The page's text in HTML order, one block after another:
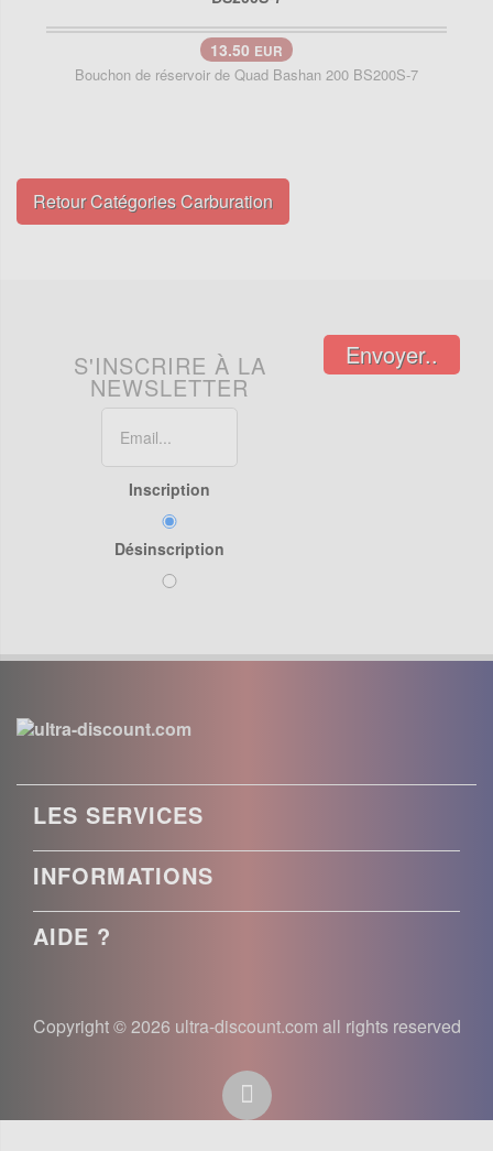
13.50 EUR
Bouchon de réservoir de Quad Bashan 200 BS200S-7
Retour Catégories Carburation
S'INSCRIRE À LA
NEWSLETTER
Inscription
Désinscription
Envoyer..
LES SERVICES
INFORMATIONS
AIDE ?
Copyright © 2026 ultra-discount.com all rights reserved